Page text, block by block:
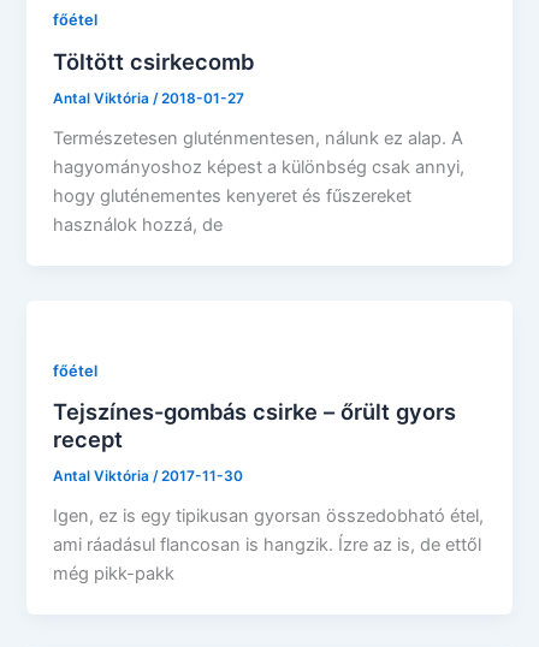
főétel
Töltött csirkecomb
Antal Viktória/2018-01-27
Természetesen gluténmentesen, nálunk ez alap. A
hagyományoshoz képest a különbség csak annyi,
hogy gluténementes kenyeret és fűszereket
használok hozzá, de
főétel
Tejszínes-gombás csirke – őrült gyors
recept
Antal Viktória/2017-11-30
Igen, ez is egy tipikusan gyorsan összedobható étel,
ami ráadásul flancosan is hangzik. Ízre az is, de ettől
még pikk-pakk